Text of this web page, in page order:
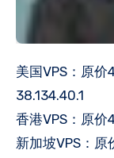
美国VPS：原价4.99 元，八折3.99 元，测试IP：
38.134.40.1
香港VPS：原价
新加坡VPS：原